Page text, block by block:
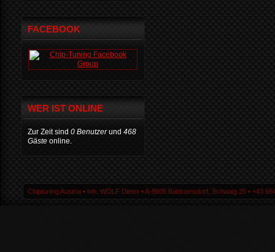
FACEBOOK
WER IST ONLINE
Zur Zeit sind 0 Benutzerund 468
Gäste online.
Chiptuning Austria ▪ Inh. WOLF Dieter ▪ A-9805 Baldramsdorf, Schwaig 25 ▪ +43